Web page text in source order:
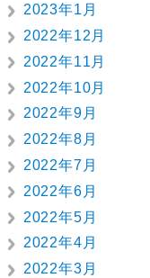
2023年1月
2022年12月
2022年11月
2022年10月
2022年9月
2022年8月
2022年7月
2022年6月
2022年5月
2022年4月
2022年3月